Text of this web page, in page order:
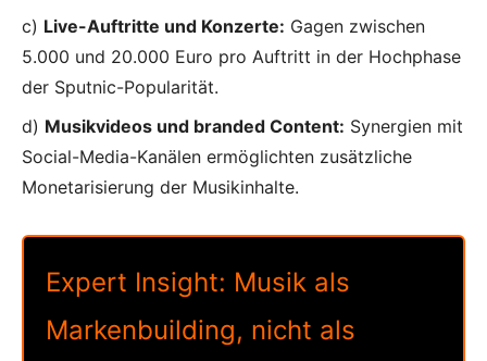
c) Live-Auftritte und Konzerte: Gagen zwischen
5.000 und 20.000 Euro pro Auftritt in der Hochphase
der Sputnic-Popularität.
d) Musikvideos und branded Content: Synergien mit
Social-Media-Kanälen ermöglichten zusätzliche
Monetarisierung der Musikinhalte.
Expert Insight: Musik als
Markenbuilding, nicht als